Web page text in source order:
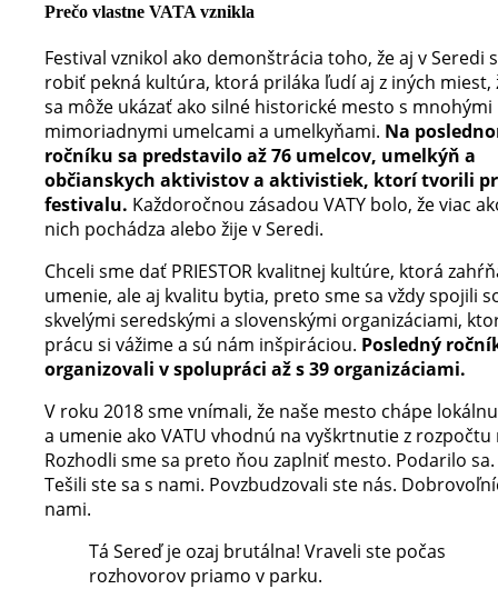
Prečo vlastne VATA vznikla
Festival vznikol ako demonštrácia toho, že aj v Seredi
robiť pekná kultúra, ktorá priláka ľudí aj z iných miest,
sa môže ukázať ako silné historické mesto s mnohými
mimoriadnymi umelcami a umelkyňami. Na
ročníku sa predstavilo až 76 umelcov, umelkýň a
občianskych aktivistov a aktivistiek, ktorí tvorili
festivalu. Každoročnou zásadou VATY bolo, že viac
nich pochádza alebo žije v Seredi.
Chceli sme dať PRIESTOR kvalitnej kultúre, ktorá
umenie, ale aj kvalitu bytia, preto sme sa vždy spojili
skvelými seredskými a slovenskými organizáciami,
prácu si vážime a sú nám inšpiráciou. Posledný
organizovali v spolupráci až s 39 organizáciami.
V roku 2018 sme vnímali, že naše mesto chápe
a umenie ako VATU vhodnú na vyškrtnutie z rozpočtu
Rozhodli sme sa preto ňou zaplniť mesto. Podarilo
Tešili ste sa s nami. Povzbudzovali ste nás.
nami.
Tá Sereď je ozaj brutálna! Vraveli ste počas
rozhovorov priamo v parku.